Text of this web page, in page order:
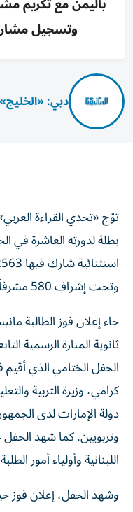
وتسجيل
دبي: «الخليج»
توّج «تحدي القراءة
بطلة لدورته العاشرة في
وتحت إشراف 580 مشرفاً ومشرفة.
ثانوية المنارة الرسمية
الحفل الختامي الذي
كرامي، وزيرة التربية
دولة الإمارات لدى
وتربويين. كما شهد الحفل
اللبنانية وأولياء أمور
بلقب «المشرف